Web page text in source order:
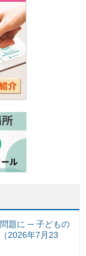
題に ─ 子どもの
2026年7月23